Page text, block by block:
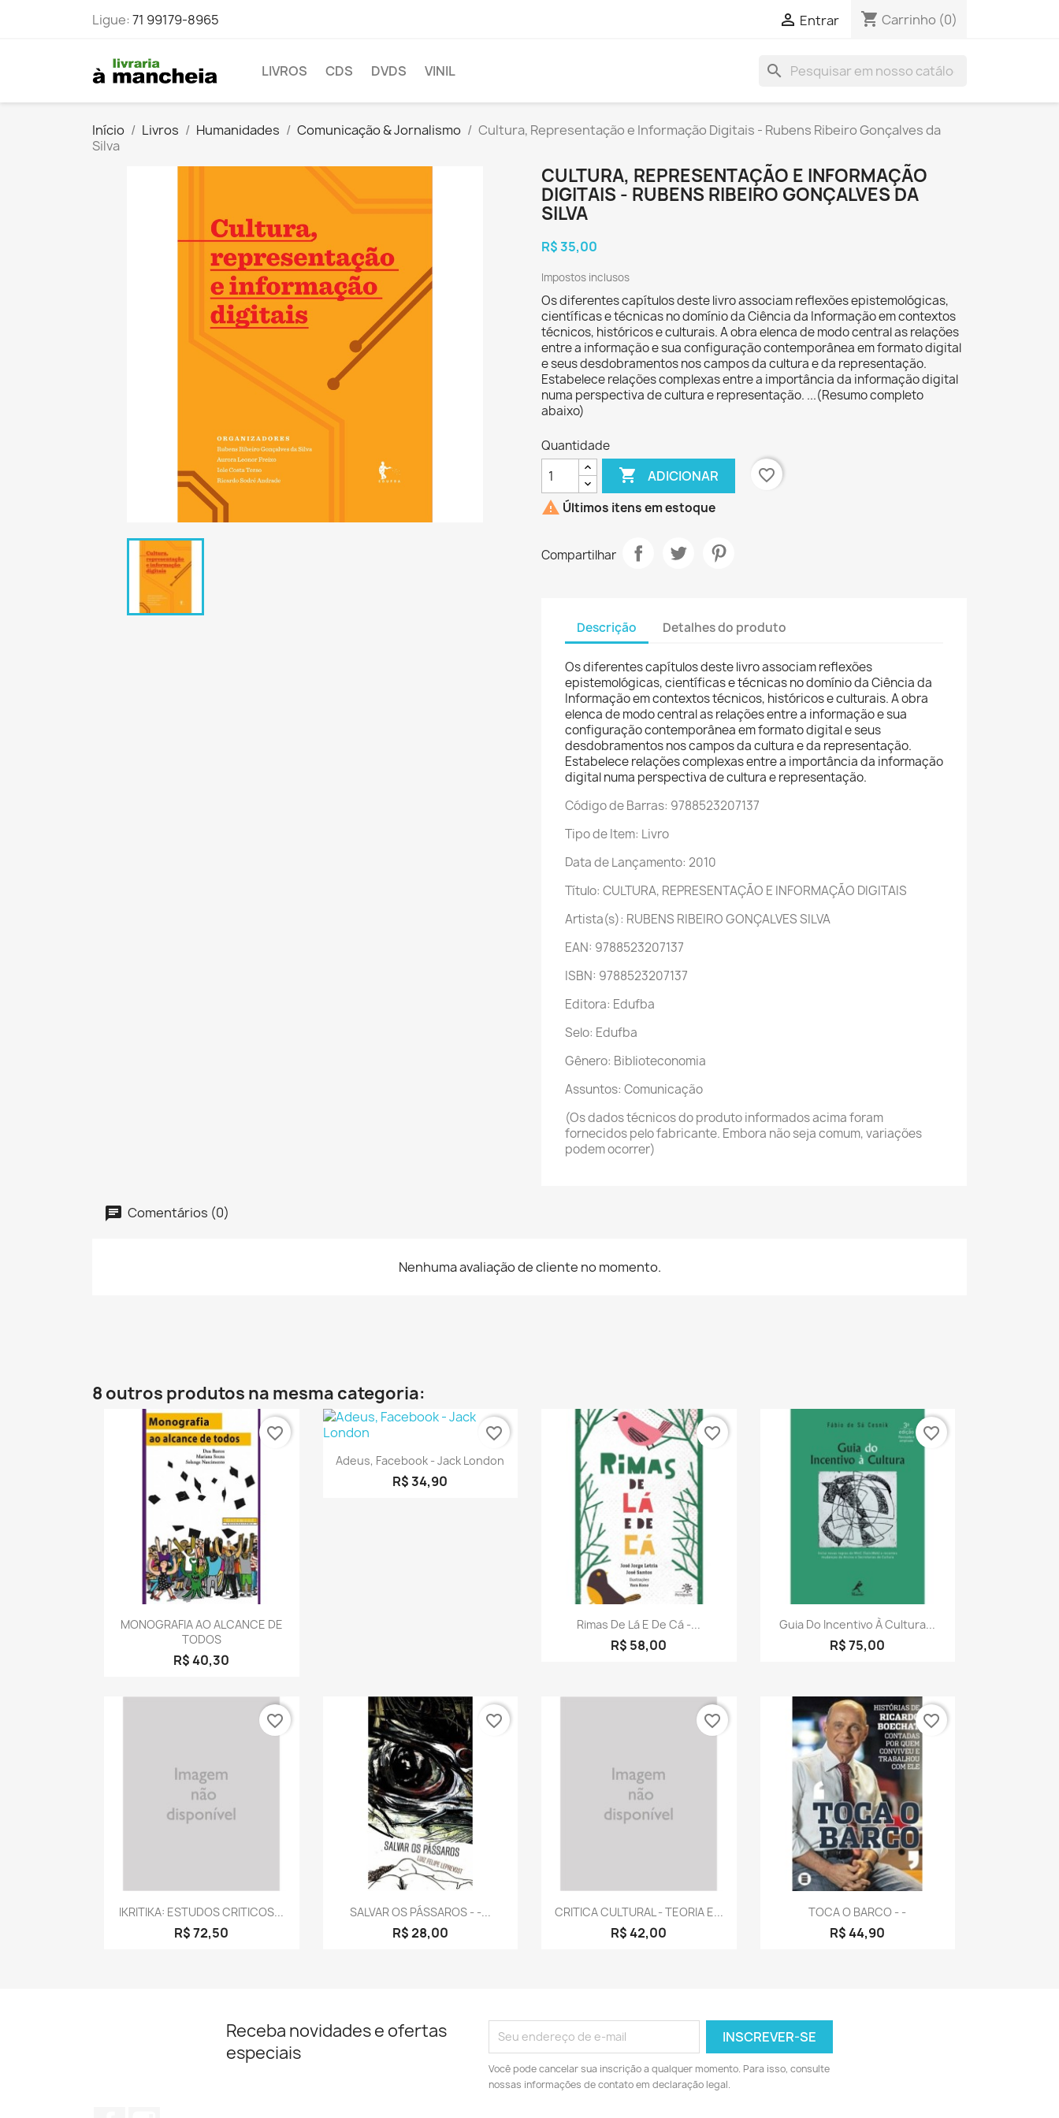
Ligue:71 99179-8965  Entrar shopping_cart Carrinho (0)
LIVROS CDS DVDS VINIL search
Início Livros Humanidades Comunicação & Jornalismo
Cultura, Representação e Informação Digitais - Rubens Ribeiro Gonçalves da
Silva
CULTURA, REPRESENTAÇÃO E INFORMAÇÃO
DIGITAIS - RUBENS RIBEIRO GONÇALVES DA
SILVA
R$ 35,00
Impostos inclusos
Os diferentes capítulos deste livro associam reflexões epistemológicas,
científicas e técnicas no domínio da Ciência da Informação em contextos
técnicos, históricos e culturais. A obra elenca de modo central as relações
entre a informação e sua configuração contemporânea em formato digital
e seus desdobramentos nos campos da cultura e da representação.
Estabelece relações complexas entre a importância da informação digital
numa perspectiva de cultura e representação. ...(Resumo completo
abaixo)
Quantidade
 ADICIONAR
favorite_border
 Últimos itens em estoque
Compartilhar
Descrição Detalhes do produto
Os diferentes capítulos deste livro associam reflexões
epistemológicas, científicas e técnicas no domínio da Ciência da
Informação em contextos técnicos, históricos e culturais. A obra
elenca de modo central as relações entre a informação e sua
configuração contemporânea em formato digital e seus
desdobramentos nos campos da cultura e da representação.
Estabelece relações complexas entre a importância da informação
digital numa perspectiva de cultura e representação.
Código de Barras: 9788523207137
Tipo de Item: Livro
Data de Lançamento: 2010
Título: CULTURA, REPRESENTAÇÃO E INFORMAÇÃO DIGITAIS
Artista(s): RUBENS RIBEIRO GONÇALVES SILVA
EAN: 9788523207137
ISBN: 9788523207137
Editora: Edufba
Selo: Edufba
Gênero: Biblioteconomia
Assuntos: Comunicação
(Os dados técnicos do produto informados acima foram
fornecidos pelo fabricante. Embora não seja comum, variações
podem ocorrer)
Comentários (0)
Nenhuma avaliação de cliente no momento.
8 outros produtos na mesma categoria:
Visualização rápida
MONOGRAFIA AO ALCANCE DE
TODOS
R$ 40,30
favorite_border
 Visualização rápida
Adeus, Facebook - Jack London
R$ 34,90
favorite_border
Visualização rápida
Rimas De Lá E De Cá -...
R$ 58,00
favorite_border
Visualização rápida
Guia Do Incentivo À Cultura...
R$ 75,00
favorite_border
Visualização rápida
IKRITIKA: ESTUDOS CRITICOS...
R$ 72,50
favorite_border
Visualização rápida
SALVAR OS PÁSSAROS - -...
R$ 28,00
favorite_border
Visualização rápida
CRITICA CULTURAL - TEORIA E...
R$ 42,00
favorite_border
Visualização rápida
TOCA O BARCO - -
R$ 44,90
favorite_border
Receba novidades e ofertas
especiais
Você pode cancelar sua inscrição a qualquer momento. Para isso, consulte
nossas informações de contato em declaração legal.